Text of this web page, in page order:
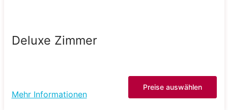
Deluxe Zimmer
Mehr Informationen
Preise auswählen